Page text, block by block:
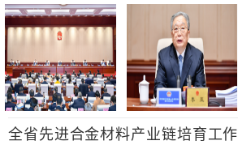
全省先进合金材料产业链培育工作